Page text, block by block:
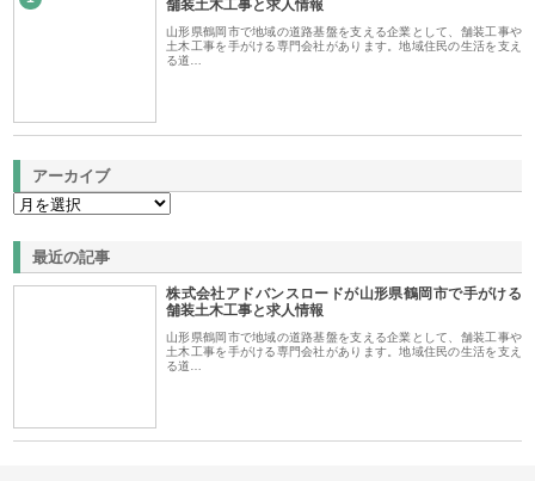
舗装土木工事と求人情報
山形県鶴岡市で地域の道路基盤を支える企業として、舗装工事や
土木工事を手がける専門会社があります。地域住民の生活を支え
る道…
アーカイブ
最近の記事
株式会社アドバンスロードが山形県鶴岡市で手がける
舗装土木工事と求人情報
山形県鶴岡市で地域の道路基盤を支える企業として、舗装工事や
土木工事を手がける専門会社があります。地域住民の生活を支え
る道…